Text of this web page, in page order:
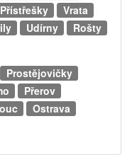
Přístřešky
Vrata
Udírny Rošty
Prostějovičky
Přerov
Ostrava